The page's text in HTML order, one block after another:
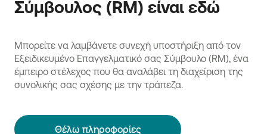
Ιδιοκτησίας - WIPO (World Intellectual Property
Σχεδίου του Οργανισμού για την Εναρμόνιση της
Εσωτερικής Αγοράς
Τονίζεται ότι η Εθνική τράπεζα δεν είναι αρμόδια να
απαντά σε ερωτήματα σχετικά με τα θέματα
ιδιοκτησίας. Για σχετικές πληροφορίες μπορείτε να
απευθυνθείτε στους αρμόδιους οργανισμούς ή σε
Σύμβουλος (RM) είναι εδώ
Μπορείτε να λαμβάνετε συνεχή υποστήριξη από τον
Εξειδικευμένο Επαγγελματικό σας Σύμβουλο (RM), ένα
έμπειρο στέλεχος που θα αναλάβει τη διαχείριση της
συνολικής σας σχέσης με την τράπεζα.
Θέλω πληροφορίες